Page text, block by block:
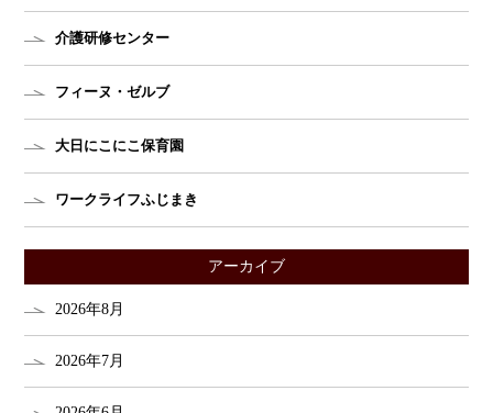
介護研修センター
フィーヌ・ゼルブ
大日にこにこ保育園
ワークライフふじまき
アーカイブ
2026年8月
2026年7月